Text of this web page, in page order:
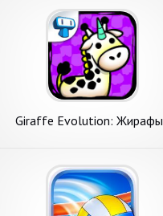
Giraffe Evolution: Жирафы